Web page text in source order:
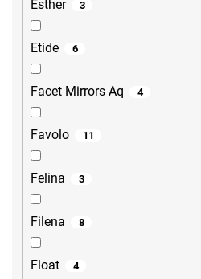
Esther 3
Etide 6
Facet Mirrors Aq 4
Favolo 11
Felina 3
Filena 8
Float 4